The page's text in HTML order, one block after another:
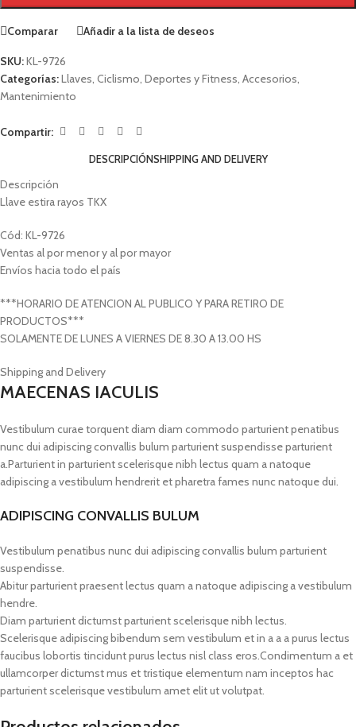
Comparar Añadir a la lista de deseos
SKU:KL-9726
Categorías:Llaves, Ciclismo, Deportes y Fitness, Accesorios,
Mantenimiento
Compartir:
DESCRIPCIÓNSHIPPING AND DELIVERY
Descripción
Llave estira rayos TKX
Cód: KL-9726
Ventas al por menor y al por mayor
Envíos hacia todo el país
***HORARIO DE ATENCION AL PUBLICO Y PARA RETIRO DE
PRODUCTOS***
SOLAMENTE DE LUNES A VIERNES DE 8.30 A 13.00 HS
Shipping and Delivery
MAECENAS IACULIS
Vestibulum curae torquent diam diam commodo parturient penatibus
nunc dui adipiscing convallis bulum parturient suspendisse parturient
a.Parturient in parturient scelerisque nibh lectus quam a natoque
adipiscing a vestibulum hendrerit et pharetra fames nunc natoque dui.
ADIPISCING CONVALLIS BULUM
Vestibulum penatibus nunc dui adipiscing convallis bulum parturient
suspendisse.
Abitur parturient praesent lectus quam a natoque adipiscing a vestibulum
hendre.
Diam parturient dictumst parturient scelerisque nibh lectus.
Scelerisque adipiscing bibendum sem vestibulum et in a a a purus lectus
faucibus lobortis tincidunt purus lectus nisl class eros.Condimentum a et
ullamcorper dictumst mus et tristique elementum nam inceptos hac
parturient scelerisque vestibulum amet elit ut volutpat.